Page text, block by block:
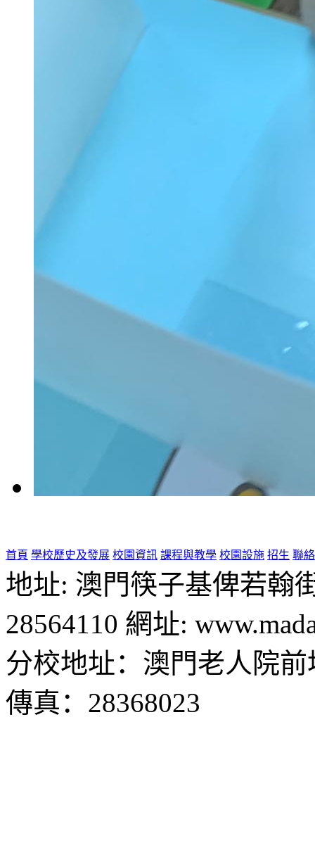
首頁 學校歷史及發展 校園資訊 課程與教學 校園設施 招生 聯
地址: 澳門筷子基俾若翰
28564110 網址:
分校地址：澳門老人院
傳真：28368023